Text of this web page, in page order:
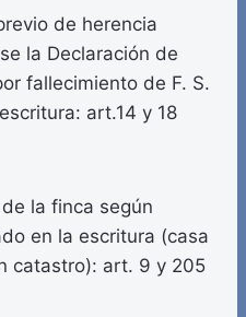
de herencia
la Declaración de
fallecimiento de F. S.
art.14 y 18
la finca según
en la escritura (casa
catastro): art. 9 y 205